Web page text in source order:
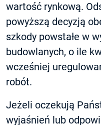
wartość rynkową.
powyższą decyzją
szkody powstałe w
budowlanych, o ile
wcześniej
robót.
Jeżeli oczekują
wyjaśnień lub